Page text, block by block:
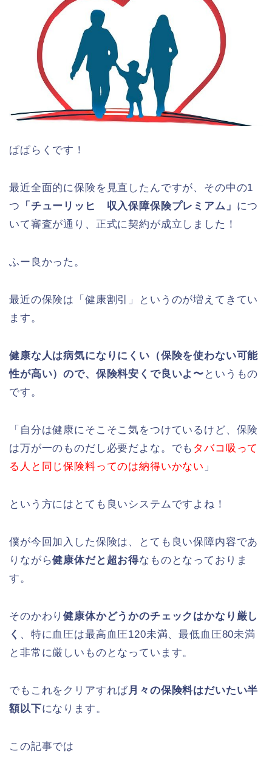
ぱぱらくです！
最近全面的に保険を見直したんですが、その中の1
つ 「チューリッヒ 収入保障保険プレミアム」 につ
いて審査が通り、正式に契約が成立しました！
ふー良かった。
最近の保険は「健康割引」というのが増えてきてい
ます。
健康な人は病気になりにくい（保険を使わない可能
性が高い）ので、保険料安くで良いよ〜 というもの
です。
「自分は健康にそこそこ気をつけているけど、保険
は万が一のものだし必要だよな。でも タバコ吸って
る人と同じ保険料ってのは納得いかない 」
という方にはとても良いシステムですよね！
僕が今回加入した保険は、とても良い保障内容であ
りながら健康体だと超お得なものとなっておりま
す。
そのかわり健康体かどうかのチェックはかなり厳し
く 、特に血圧は最高血圧120未満、最低血圧80未満
と非常に厳しいものとなっています。
でもこれをクリアすれば月々の保険料はだいたい半
額以下になります。
この記事では